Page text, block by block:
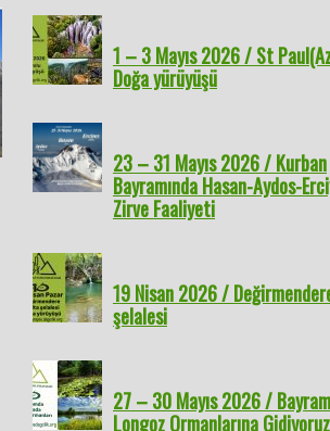
18 – 19 Nisan 2026 /
Sandras Dağı Transı
28 Şubat-1 Mart / Erciyes
Kış Tırmanışı
1 – 3 Mayıs 2026 / St
Doğa yürüyüşü
23 – 31 Mayıs 2026 / Kurban
Bayramında Hasan-Aydos-
Zirve Faaliyeti
19 Nisan 2026 /
şelalesi
27 – 30 Mayıs 2026 /
Longoz Ormanlarına